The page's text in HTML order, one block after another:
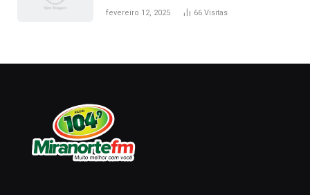
fevereiro 12, 2025 66 Visitas